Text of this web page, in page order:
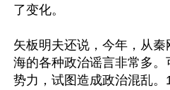
了变化。
矢板明夫还说，今年，从
海的各种政治谣言非常多
势力，试图造成政治混乱